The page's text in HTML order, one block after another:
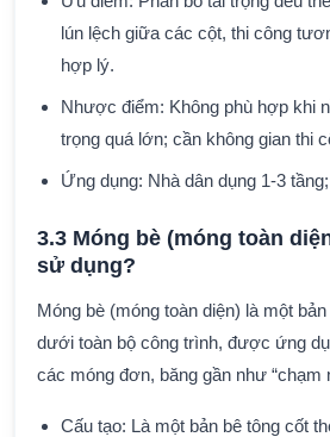
lún lệch giữa các cột, thi công
hợp lý.
Nhược điểm: Không phù hợp khi
trọng quá lớn; cần không gian thi
Ứng dụng: Nhà dân dụng 1-3
3.3 Móng bè (móng toàn
sử dụng?
Móng bè (móng toàn diện) là một
dưới toàn bộ công trình, được ứng
các móng đơn, băng gần như “chạm
Cấu tạo: Là một bản bê tông cốt